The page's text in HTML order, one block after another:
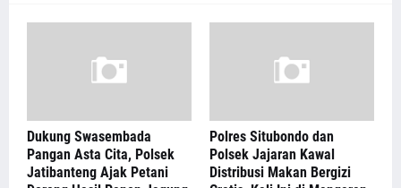
Dukung Swasembada
Pangan Asta Cita, Polsek
Jatibanteng Ajak Petani
Polres Situbondo dan
Polsek Jajaran Kawal
Distribusi Makan Bergizi